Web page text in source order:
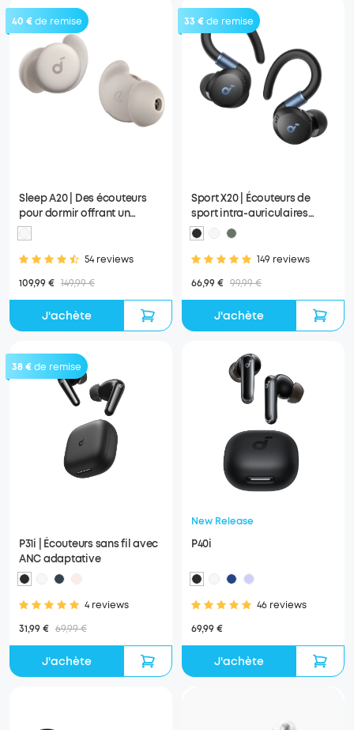
40 €de remise
Sleep A20 | Des écouteurs
pour dormir offrant un
confort inégalé
54 reviews
109,99 € 149,99 €
J'achète
33 €de remise
Sport X20 | Écouteurs de
sport intra-auriculaires
confortables avec contour
d'oreille
149 reviews
66,99 € 99,99 €
J'achète
38 €de remise
P31i | Écouteurs sans fil avec
ANC adaptative
4 reviews
31,99 € 69,99 €
J'achète
New Release
P40i
46 reviews
69,99 €
J'achète